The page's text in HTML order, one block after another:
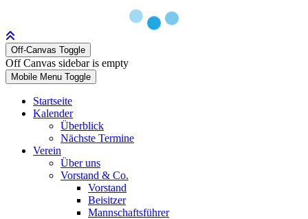
Off-Canvas Toggle
Off Canvas sidebar is empty
Mobile Menu Toggle
Startseite
Kalender
Überblick
Nächste Termine
Verein
Über uns
Vorstand & Co.
Vorstand
Beisitzer
Mannschaftsführer